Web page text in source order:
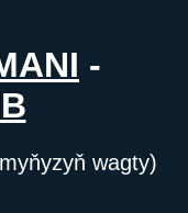
-
wagty)